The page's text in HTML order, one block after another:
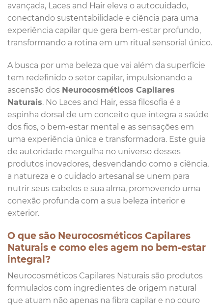
avançada, Laces and Hair eleva o autocuidado,
conectando sustentabilidade e ciência para uma
experiência capilar que gera bem-estar profundo,
transformando a rotina em um ritual sensorial único.
A busca por uma beleza que vai além da superfície
tem redefinido o setor capilar, impulsionando a
ascensão dos Neurocosméticos Capilares
Naturais. No Laces and Hair, essa filosofia é a
espinha dorsal de um conceito que integra a saúde
dos fios, o bem-estar mental e as sensações em
uma experiência única e transformadora. Este guia
de autoridade mergulha no universo desses
produtos inovadores, desvendando como a ciência,
a natureza e o cuidado artesanal se unem para
nutrir seus cabelos e sua alma, promovendo uma
conexão profunda com a sua beleza interior e
exterior.
O que são Neurocosméticos Capilares
Naturais e como eles agem no bem-estar
integral?
Neurocosméticos Capilares Naturais são produtos
formulados com ingredientes de origem natural
que atuam não apenas na fibra capilar e no couro